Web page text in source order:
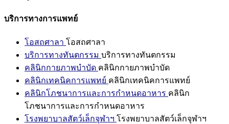
บริการทางการแพทย์
โอสถศาลา โอสถศาลา
บริการทางทันตกรรม บริการทางทันตกรรม
คลินิกกายภาพบำบัด คลินิกกายภาพบำบัด
คลินิกเทคนิคการแพทย์ คลินิกเทคนิคการแพทย์
คลินิกโภชนาการและการกำหนดอาหาร คลินิก
โภชนาการและการกำหนดอาหาร
โรงพยาบาลสัตว์เล็กจุฬาฯ โรงพยาบาลสัตว์เล็กจุฬาฯ